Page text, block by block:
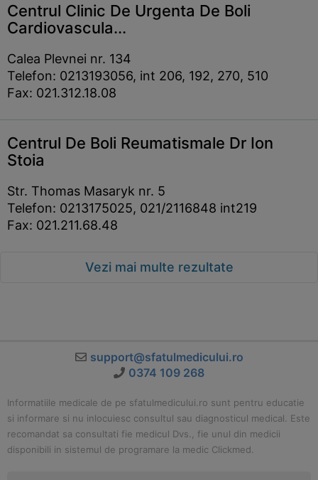
Centrul Clinic De Urgenta De Boli
Cardiovascula...
Calea Plevnei nr. 134
Telefon: 0213193056, int 206, 192, 270, 510
Fax: 021.312.18.08
Centrul De Boli Reumatismale Dr Ion
Stoia
Str. Thomas Masaryk nr. 5
Telefon: 0213175025, 021/2116848 int219
Fax: 021.211.68.48
Vezi mai multe rezultate
support@sfatulmedicului.ro
0374 109 268
Informatiile medicale de pe sfatulmedicului.ro sunt pentru educatie
si informare si nu inlocuiesc consultul sau diagnosticul medical. Este
recomandat sa consultati fie medicul Dvs., fie unul din medicii
disponibili in sistemul de programare la medic Clickmed.